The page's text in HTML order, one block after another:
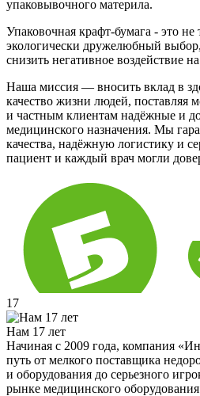
упаковывочного материла.
Упаковочная крафт-бумага - это
экологически дружелюбный
снизить негативное воздействие
Наша миссия — вносить вклад в
качество жизни людей, поставляя
и частным клиентам надёжные и
медицинского назначения. Мы
качества, надёжную логистику и
пациент и каждый врач могли
17
Нам 17 лет
Начиная с 2009 года, компания
путь от мелкого поставщика
и оборудования до серьезного
рынке медицинского